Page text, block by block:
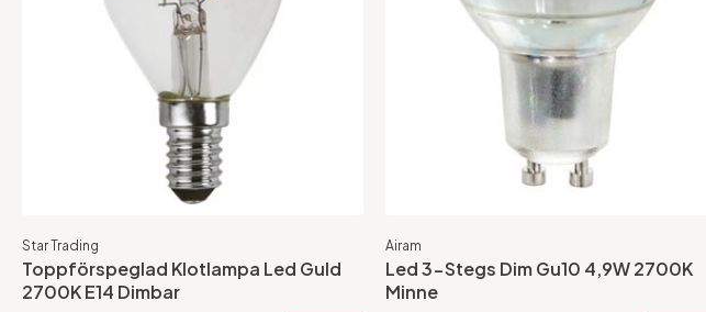
Star Trading
Toppförspeglad Klotlampa Led Guld
2700K E14 Dimbar
Airam
Led 3-Stegs Dim Gu10 4,9W 2700K
Minne